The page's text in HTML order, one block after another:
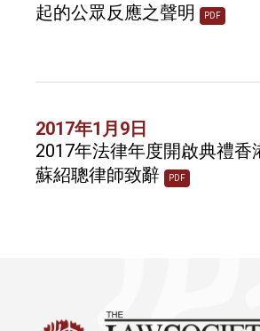
起的公眾反應之聲明
PDF
2017年1月9日
2017年法律年度開啟典禮香
蘇紹聰律師致辭
PDF